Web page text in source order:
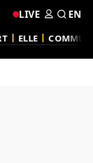
ELLE
LIVE EN